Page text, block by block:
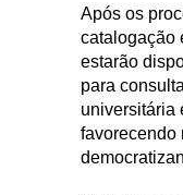
Após os
catalogação
estarão
para
universitária
favorecendo